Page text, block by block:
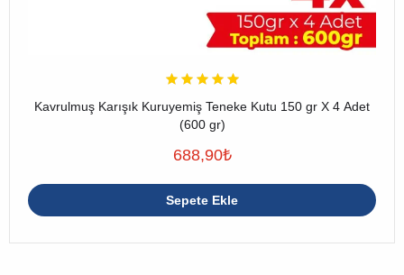
Kavrulmuş Karışık Kuruyemiş Teneke Kutu 150 gr X 4 Adet
(600 gr)
688,90₺
Sepete Ekle